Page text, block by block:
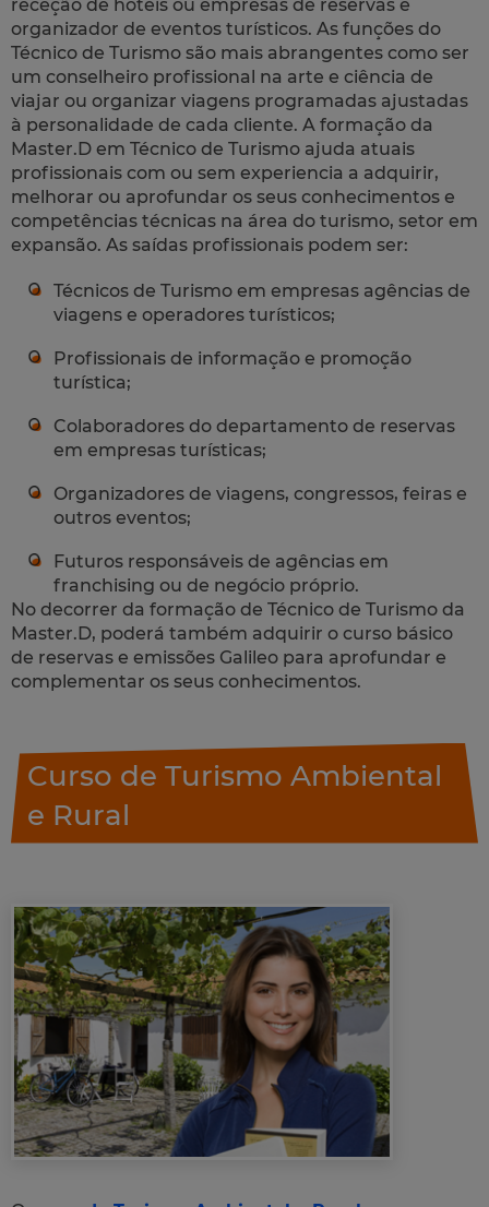
receção de hotéis ou empresas de reservas e
organizador de eventos turísticos. As funções do
Técnico de Turismo são mais abrangentes como ser
um conselheiro profissional na arte e ciência de
viajar ou organizar viagens programadas ajustadas
à personalidade de cada cliente. A formação da
Master.D em Técnico de Turismo ajuda atuais
profissionais com ou sem experiencia a adquirir,
melhorar ou aprofundar os seus conhecimentos e
competências técnicas na área do turismo, setor em
expansão. As saídas profissionais podem ser:
Técnicos de Turismo em empresas agências de
viagens e operadores turísticos;
Profissionais de informação e promoção
turística;
Colaboradores do departamento de reservas
em empresas turísticas;
Organizadores de viagens, congressos, feiras e
outros eventos;
Futuros responsáveis de agências em
franchising ou de negócio próprio.
No decorrer da formação de Técnico de Turismo da
Master.D, poderá também adquirir o curso básico
de reservas e emissões Galileo para aprofundar e
complementar os seus conhecimentos.
Curso de Turismo Ambiental
e Rural